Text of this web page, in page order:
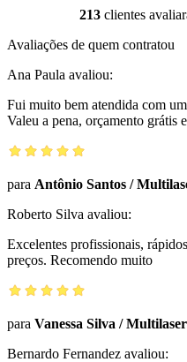
213clientes
Avaliações de quem contratou
Ana Paula avaliou:
Fui muito bem atendida com
Valeu a pena, orçamento grátis
para Antônio Santos /
Roberto Silva avaliou:
Excelentes profissionais,
preços. Recomendo muito
para Vanessa Silva /Multilaser
Bernardo Fernandez avaliou: